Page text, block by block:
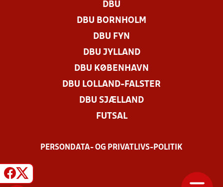
DBU
DBU BORNHOLM
DBU FYN
DBU JYLLAND
DBU KØBENHAVN
DBU LOLLAND-FALSTER
DBU SJÆLLAND
FUTSAL
PERSONDATA- OG PRIVATLIVS-POLITIK